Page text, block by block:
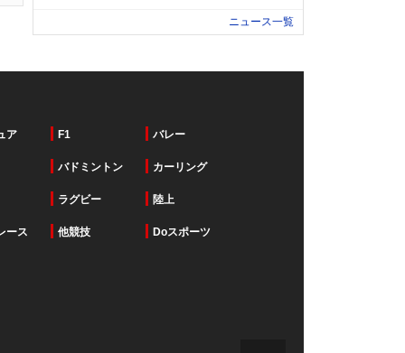
ニュース一覧
ア F1 バレー
バドミントン カーリング
ラグビー 陸上
ース 他競技 Doスポーツ